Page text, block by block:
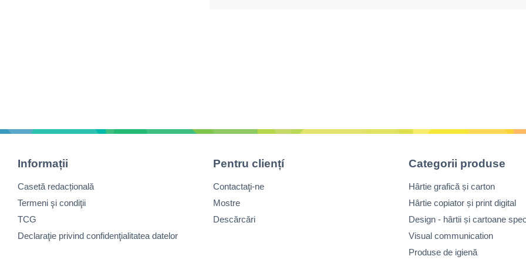
Informații
Casetă redacțională
Termeni şi condiţii
TCG
Declaraţie privind confidenţialitatea datelor
Pentru cliențí
Contactaţi-ne
Mostre
Descărcări
Categorii produse
Hârtie grafică și carton
Hârtie copiator și print digital
Design - hârtii și cartoane
Visual communication
Produse de igienă